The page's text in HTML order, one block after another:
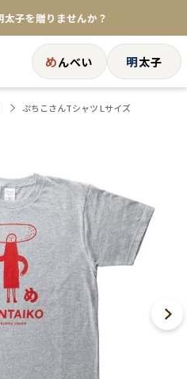
子を贈りませんか？
記念商品が登場★
】ポストイン！めんべい
めんべい 明太子
ぷちこさんTシャツ Lサイズ